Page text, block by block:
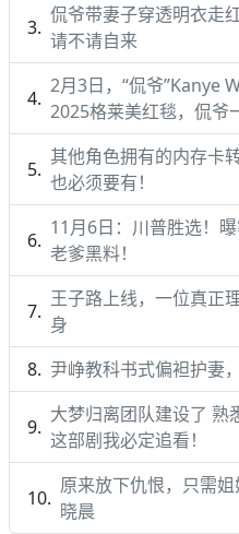
侃爷带妻子穿透明衣走
请不请自来
2月3日，“侃爷”Kanye
2025格莱美红毯，侃爷
其他角色拥有的内存卡
也必须要有！
11月6日：川普胜选！
老爹黑料！
王子路上线，一位真正
身
尹峥教科书式偏袒护妻
大梦归离团队建设了 熟
这部剧我必定追看！
原来放下仇恨，只需
晓晨